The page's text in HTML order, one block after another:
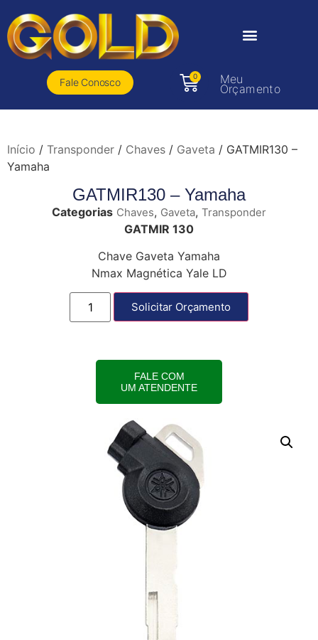
Fale Conosco
0 Meu
Orçamento
Início / Transponder / Chaves / Gaveta / GATMIR130 –
Yamaha
GATMIR130 – Yamaha
Categorias Chaves, Gaveta, Transponder
GATMIR 130
Chave Gaveta Yamaha
Nmax Magnética Yale LD
Solicitar Orçamento
FALE COM
UM ATENDENTE